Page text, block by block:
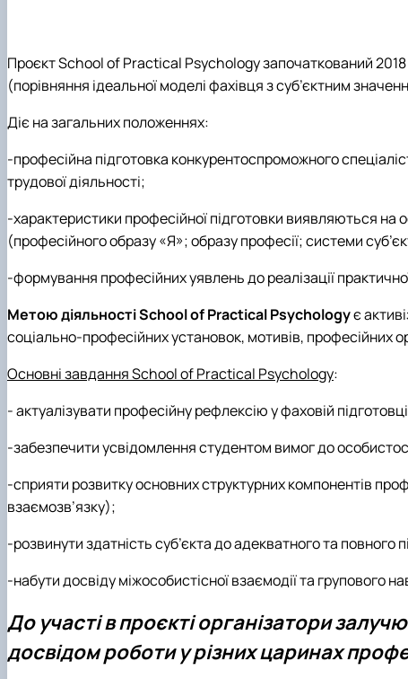
Проєкт School of Practical Psychology започаткований 2018
(порівняння ідеальної моделі фахівця з суб’єктним
Діє на загальних положеннях:
-професійна підготовка конкурентоспроможного
трудової діяльності;
-характеристики професійної підготовки виявляються на
(професійного образу «Я»; образу професії; системи
-формування професійних уявлень до реалізації
Метою діяльності School of Practical Psychologyє
соціально-професійних установок, мотивів, професійних
Основні завдання School of Practical Psychology:
- актуалізувати професійну рефлексію у фаховій
-забезпечити усвідомлення студентом вимог до
-сприяти розвитку основних структурних компонентів
взаємозв’язку);
-розвинути здатність суб’єкта до адекватного та повного
-набути досвіду міжособистісної взаємодії та групового
До участі в проєкті організатори
досвідом роботи у різних царинах